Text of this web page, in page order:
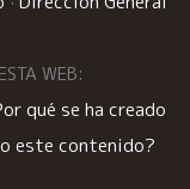
WEB:
qué se ha creado
este contenido?